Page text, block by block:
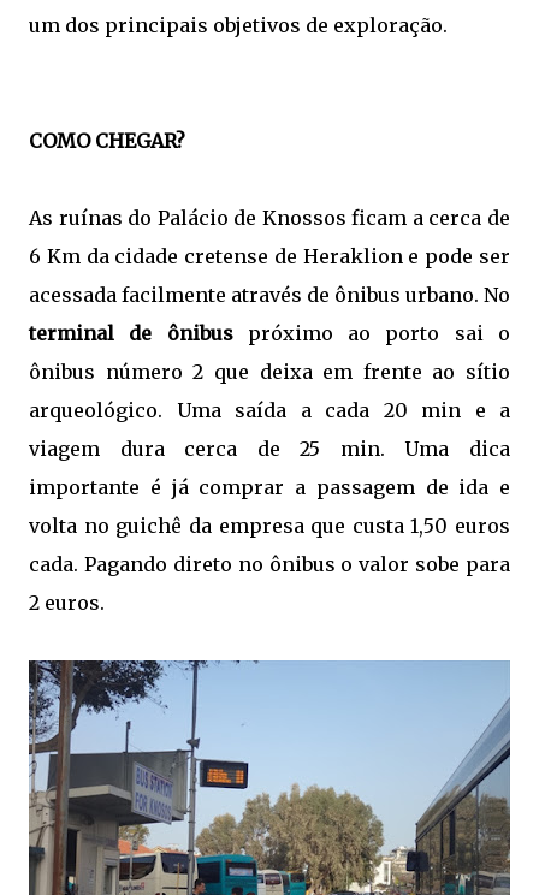
um dos principais objetivos de exploração.
COMO CHEGAR?
As ruínas do Palácio de Knossos ficam a cerca de
6 Km da cidade cretense de Heraklion e pode ser
acessada facilmente através de ônibus urbano. No
terminal de ônibuspróximo ao porto sai o
ônibus número 2 que deixa em frente ao sítio
arqueológico. Uma saída a cada 20 min e a
viagem dura cerca de 25 min. Uma dica
importante é já comprar a passagem de ida e
volta no guichê da empresa que custa 1,50 euros
cada. Pagando direto no ônibus o valor sobe para
2 euros.